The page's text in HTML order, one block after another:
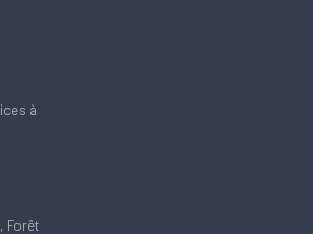
à
Forêt